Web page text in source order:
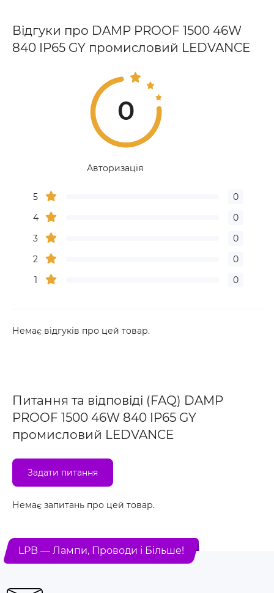
Відгуки про DAMP PROOF 1500 46W
840 IP65 GY промисловий LEDVANCE
0
Авторизація
5
0
4
0
3
0
2
0
1
0
Немає відгуків про цей товар.
Питання та відповіді (FAQ) DAMP
PROOF 1500 46W 840 IP65 GY
промисловий LEDVANCE
Задати питання
Немає запитань про цей товар.
LPB — Лампи, Проводи і Більше!